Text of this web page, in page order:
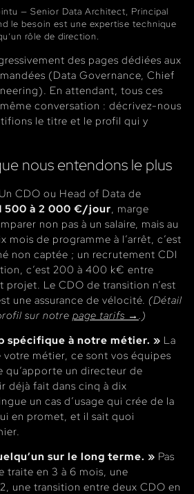
— Senior Data Architect, Principal
le besoin est une expertise technique
rôle de direction.
des pages dédiées aux
(Data Governance, Chief
En attendant, tous ces
conversation : décrivez-nous
le titre et le profil qui y
nous entendons le plus
Un CDO ou Head of Data de
500 à 2 000 €/jour, marge
non pas à un salaire, mais au
mois de programme à l’arrêt, c’est
non captée ; un recrutement CDI
c’est 200 à 400 k€ entre
projet. Le CDO de transition n’est
une assurance de vélocité. (Détail
sur notre page tarifs → .)
spécifique à notre métier. » La
votre métier, ce sont vos équipes
qu’apporte un directeur de
déjà fait dans cinq à dix
un cas d’usage qui crée de la
en promet, et il sait quoi
sur le long terme. » Pas
traite en 3 à 6 mois, une
une transition entre deux CDO en